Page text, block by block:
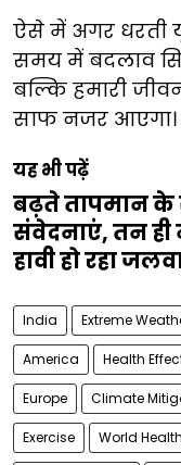
ऐसे में अगर धरती यूं
समय में बदलाव
बल्कि हमारी
साफ नजर आएगा।
यह भी पढ़ें
बढ़ते तापमान के
संवेदनाएं, तन ही
हावी हो रहा
India Extreme
America Health
Europe Climate
Exercise World